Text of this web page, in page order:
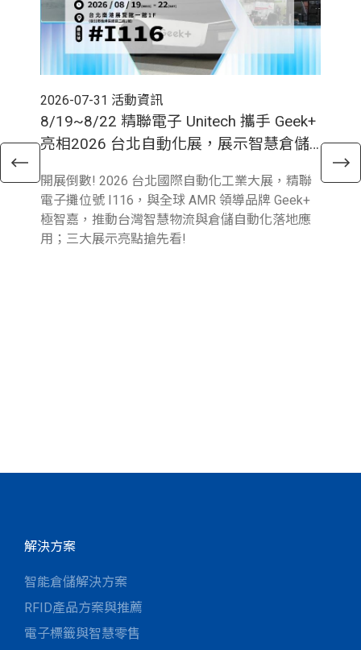
2026-07-31 活動資訊
8/19~8/22 精聯電子 Unitech 攜手 Geek+
亮相2026 台北自動化展，展示智慧倉儲
開展倒數! 2026 台北國際自動化工業大展，精聯
電子攤位號 I116，與全球 AMR 領導品牌 Geek+
極智嘉，推動台灣智慧物流與倉儲自動化落地應
用；三大展示亮點搶先看!
廠
型
迎
解決方案
智能倉儲解決方案
RFID產品方案與推薦
電子標籤與智慧零售